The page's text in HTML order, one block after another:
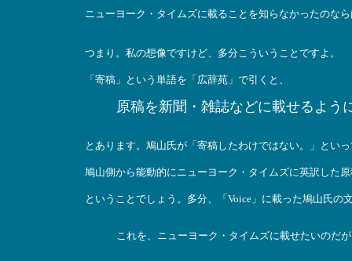
ニューヨーク・タイムズに載ることを知らなかったのな
つまり。私の想像ですけど、多分こういうことですよ。
「寄稿」という単語を「広辞苑」で引くと、
原稿を新聞・雑誌などに載せるよう
とあります。鳩山氏が「寄稿したわけではない。」とい
鳩山側から能動的にニューヨーク・タイムズに英訳した
ということでしょう。多分、「Voice」に載った鳩山氏
これを、ニューヨーク・タイムズに載せたいのだ